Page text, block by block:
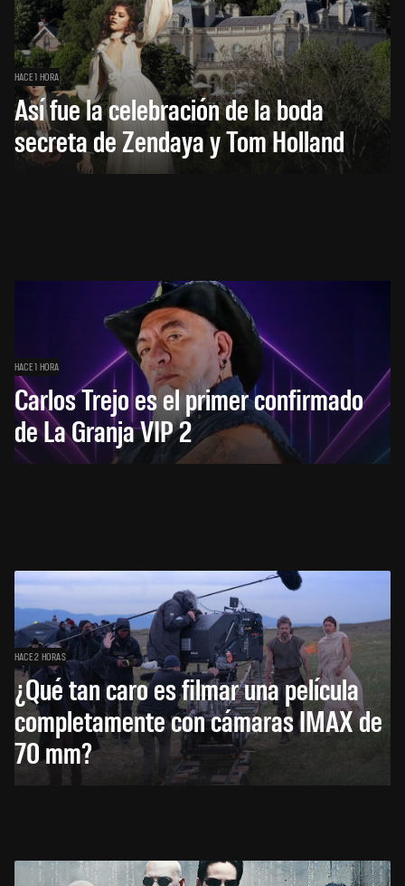
HACE 1 HORA
Así fue la celebración de la boda
secreta de Zendaya y Tom Holland
HACE 1 HORA
Carlos Trejo es el primer confirmado
de La Granja VIP 2
HACE 2 HORAS
¿Qué tan caro es filmar una película
completamente con cámaras IMAX de
70 mm?